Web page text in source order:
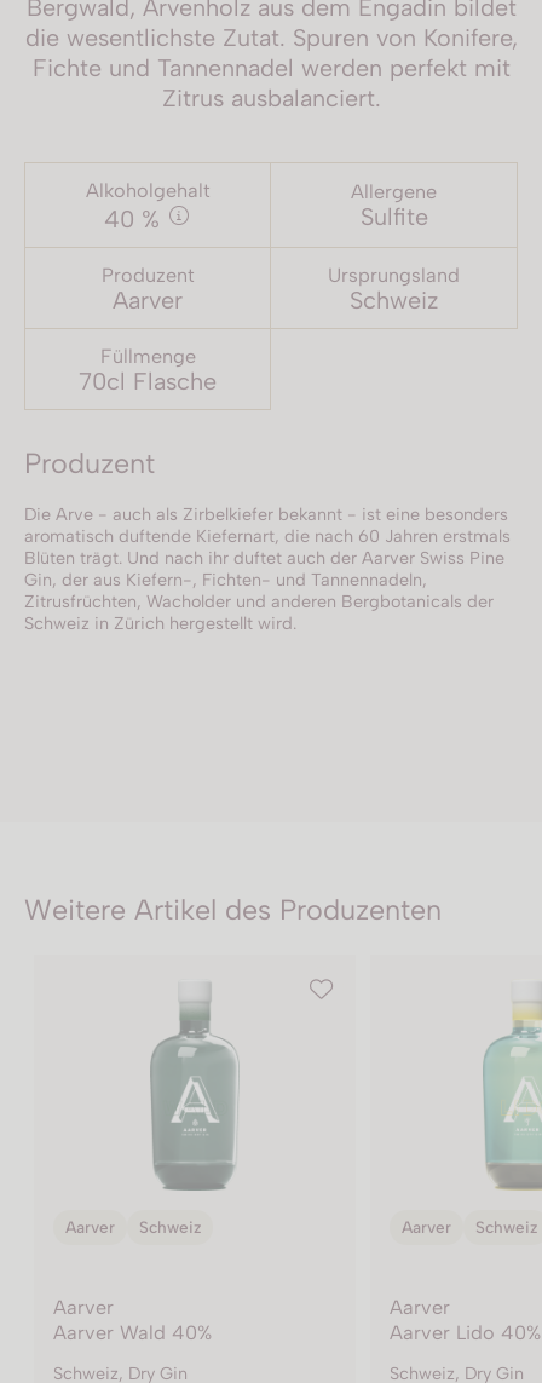
Bergwald, Arvenholz aus dem Engadin bildet
die wesentlichste Zutat. Spuren von Konifere,
Fichte und Tannennadel werden perfekt mit
Zitrus ausbalanciert.
Alkoholgehalt
40 %
Allergene
Sulfite
Produzent
Aarver
Ursprungsland
Schweiz
Füllmenge
70cl Flasche
Produzent
Die Arve - auch als Zirbelkiefer bekannt - ist eine besonders
aromatisch duftende Kiefernart, die nach 60 Jahren erstmals
Blüten trägt. Und nach ihr duftet auch der Aarver Swiss Pine
Gin, der aus Kiefern-, Fichten- und Tannennadeln,
Zitrusfrüchten, Wacholder und anderen Bergbotanicals der
Schweiz in Zürich hergestellt wird.
Weitere Artikel des Produzenten
Aarver Schweiz
Aarver
Aarver Wald 40%
Schweiz, Dry Gin
Aarver Schweiz
Aarver
Aarver Lido 40%
Schweiz, Dry Gin